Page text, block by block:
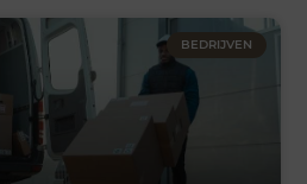
BEDRIJVEN